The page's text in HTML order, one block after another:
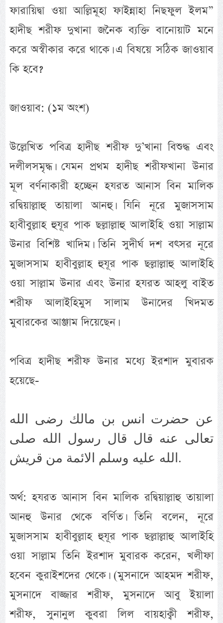
ফারায়িদ্বা ওয়া আল্লিমূহা ফাইন্নাহা নিছফুল ইলম”
হাদীছ শরীফ দুখানা জনৈক ব্যক্তি বানোয়াট মনে
করে অস্বীকার করে থাকে। এ বিষয়ে সঠিক জাওয়াব
কি হবে?
জাওয়াব: (১ম অংশ)
উল্লেখিত পবিত্র হাদীছ শরীফ দু’খানা বিশুদ্ধ এবং
দলীলসমৃদ্ধ। যেমন প্রথম হাদীছ শরীফখানা উনার
মূল বর্ণনাকারী হচ্ছেন হযরত আনাস বিন মালিক
রদ্বিয়াল্লাহু তায়ালা আনহু। যিনি নূরে মুজাসসাম
হাবীবুল্লাহ হুযূর পাক ছল্লাল্লাহু আলাইহি ওয়া সাল্লাম
উনার বিশিষ্ট খাদিম। তিনি সুদীর্ঘ দশ বৎসর নূরে
মুজাসসাম হাবীবুল্লাহ হুযূর পাক ছল্লাল্লাহু আলাইহি
ওয়া সাল্লাম উনার এবং উনার হযরত আহলু বাইত
শরীফ আলাইহিমুস সালাম উনাদের খিদমত
মুবারকের আঞ্জাম দিয়েছেন।
পবিত্র হাদীছ শরীফ উনার মধ্যে ইরশাদ মুবারক
হয়েছে-
عن حضرت انس بن مالك رضى الله
تعالى عنه قال قال رسول الله صلى
الله عليه وسلم الائمة من قريش.
অর্থ: হযরত আনাস বিন মালিক রদ্বিয়াল্লাহু তায়ালা
আনহু উনার থেকে বর্ণিত। তিনি বলেন, নূরে
মুজাসসাম হাবীবুল্লাহ হুযূর পাক ছল্লাল্লাহু আলাইহি
ওয়া সাল্লাম তিনি ইরশাদ মুবারক করেন, খলীফা
হবেন কুরাইশদের থেকে। (মুসনাদে আহমদ শরীফ,
মুসনাদে বাজ্জার শরীফ, মুসনাদে আবু ইয়ালা
শরীফ, সুনানুল কুবরা লিল বায়হাক্বী শরীফ,